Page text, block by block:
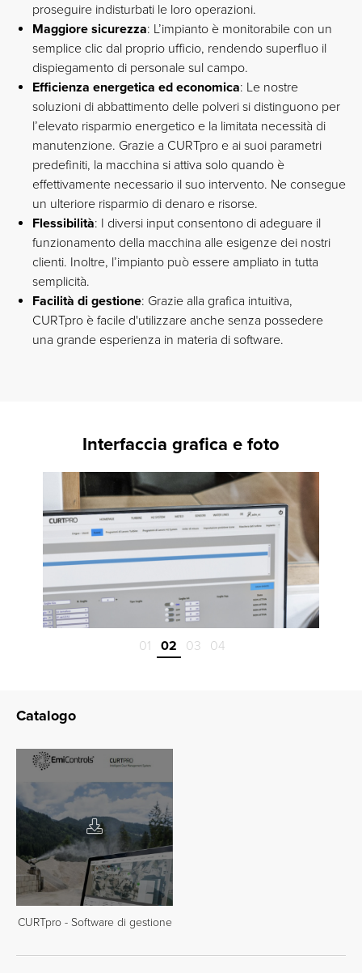
proseguire indisturbati le loro operazioni.
Maggiore sicurezza: L’impianto è monitorabile con un
semplice clic dal proprio ufficio, rendendo superfluo il
dispiegamento di personale sul campo.
Efficienza energetica ed economica: Le nostre
soluzioni di abbattimento delle polveri si distinguono per
l’elevato risparmio energetico e la limitata necessità di
manutenzione. Grazie a CURTpro e ai suoi parametri
predefiniti, la macchina si attiva solo quando è
effettivamente necessario il suo intervento. Ne consegue
un ulteriore risparmio di denaro e risorse.
Flessibilità: I diversi input consentono di adeguare il
funzionamento della macchina alle esigenze dei nostri
clienti. Inoltre, l’impianto può essere ampliato in tutta
semplicità.
Facilità di gestione: Grazie alla grafica intuitiva,
CURTpro è facile d'utilizzare anche senza possedere
una grande esperienza in materia di software.
Interfaccia grafica e foto
01 02 03 04
Catalogo
CURTpro - Software di gestione